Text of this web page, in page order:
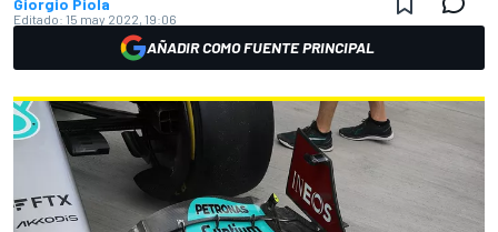
Giorgio Piola
Editado: 15 may 2022, 19:06
AÑADIR COMO FUENTE PRINCIPAL